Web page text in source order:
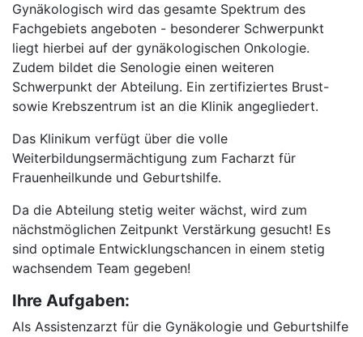
Gynäkologisch wird das gesamte Spektrum des
Fachgebiets angeboten - besonderer Schwerpunkt
liegt hierbei auf der gynäkologischen Onkologie.
Zudem bildet die Senologie einen weiteren
Schwerpunkt der Abteilung. Ein zertifiziertes Brust-
sowie Krebszentrum ist an die Klinik angegliedert.
Das Klinikum verfügt über die volle
Weiterbildungsermächtigung zum Facharzt für
Frauenheilkunde und Geburtshilfe.
Da die Abteilung stetig weiter wächst, wird zum
nächstmöglichen Zeitpunkt Verstärkung gesucht! Es
sind optimale Entwicklungschancen in einem stetig
wachsendem Team gegeben!
Ihre Aufgaben:
Als Assistenzarzt für die Gynäkologie und Geburtshilfe